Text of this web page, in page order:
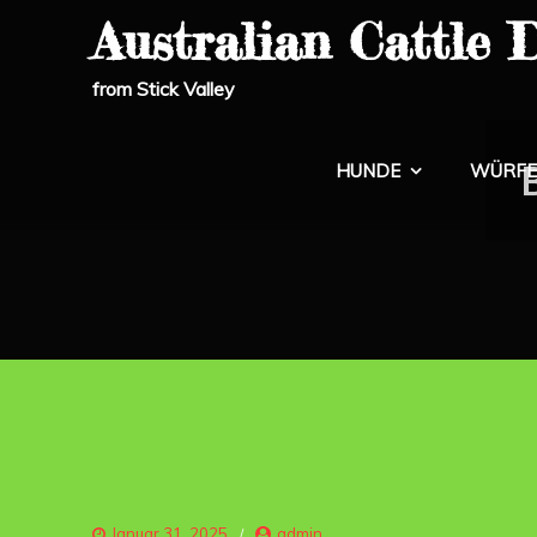
Australian Cattle
from Stick Valley
HUNDE